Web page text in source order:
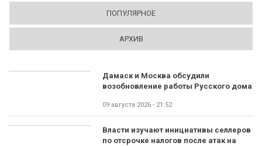
ПОПУЛЯРНОЕ
АРХИВ
Дамаск и Москва обсудили
возобновление работы Русского дома
09 августа 2026 - 21:52
Власти изучают инициативы селлеров
по отсрочке налогов после атак на